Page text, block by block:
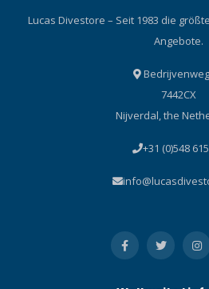
Lucas Divestore – Seit 1983 die
Angebote.
7442CX
Nijverdal, the
+31 (0)548